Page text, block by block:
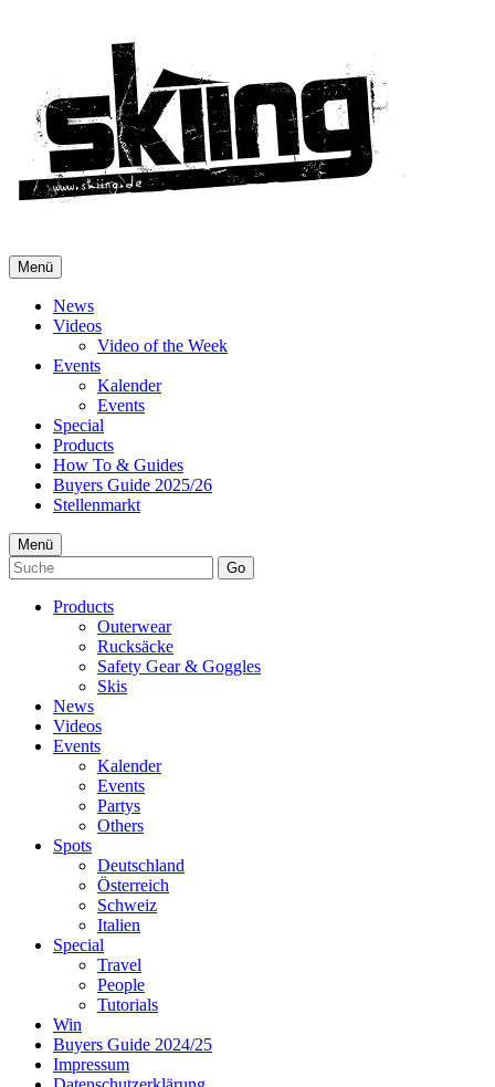
Menü
News
Videos
Video of the Week
Events
Kalender
Events
Special
Products
How To & Guides
Buyers Guide 2025/26
Stellenmarkt
Menü
Go
Products
Outerwear
Rucksäcke
Safety Gear & Goggles
Skis
News
Videos
Events
Kalender
Events
Partys
Others
Spots
Deutschland
Österreich
Schweiz
Italien
Special
Travel
People
Tutorials
Win
Buyers Guide 2024/25
Impressum